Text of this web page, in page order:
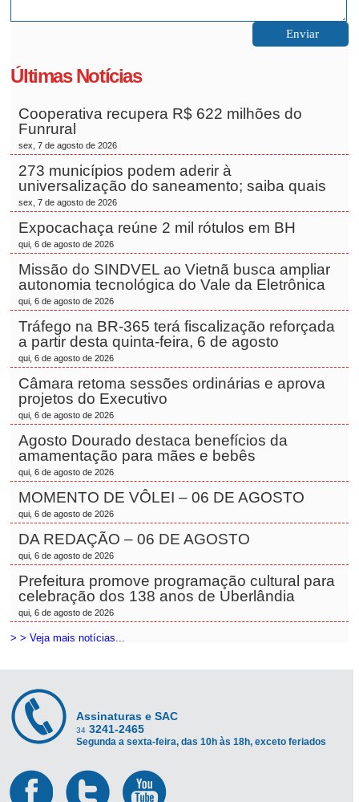
Últimas Notícias
Cooperativa recupera R$ 622 milhões do
Funrural
sex, 7 de agosto de 2026
273 municípios podem aderir à
universalização do saneamento; saiba quais
sex, 7 de agosto de 2026
Expocachaça reúne 2 mil rótulos em BH
qui, 6 de agosto de 2026
Missão do SINDVEL ao Vietnã busca ampliar
autonomia tecnológica do Vale da Eletrônica
qui, 6 de agosto de 2026
Tráfego na BR-365 terá fiscalização reforçada
a partir desta quinta-feira, 6 de agosto
qui, 6 de agosto de 2026
Câmara retoma sessões ordinárias e aprova
projetos do Executivo
qui, 6 de agosto de 2026
Agosto Dourado destaca benefícios da
amamentação para mães e bebês
qui, 6 de agosto de 2026
MOMENTO DE VÔLEI – 06 DE AGOSTO
qui, 6 de agosto de 2026
DA REDAÇÃO – 06 DE AGOSTO
qui, 6 de agosto de 2026
Prefeitura promove programação cultural para
celebração dos 138 anos de Uberlândia
qui, 6 de agosto de 2026
> > Veja mais notícias...
Assinaturas e SAC
34 3241-2465
Segunda a sexta-feira, das 10h às 18h, exceto feriados